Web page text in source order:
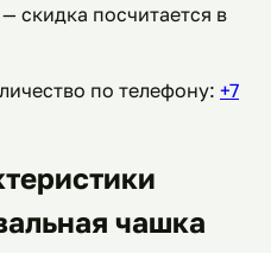
скидка посчитается в
по телефону: +7
чашка